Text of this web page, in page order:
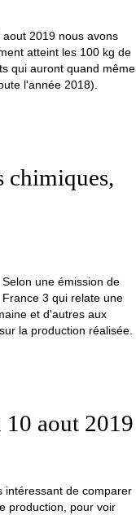
aout 2019 nous avons
atteint les 100 kg de
qui auront quand même
l'année 2018).
chimiques,
Selon une émission de
France 3 qui relate une
et d'autres aux
la production réalisée.
10 aout 2019
intéressant de comparer
production, pour voir